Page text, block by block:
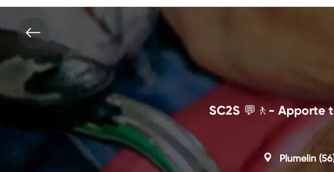
SC2S 💬🚶- Apporte
Plumelin